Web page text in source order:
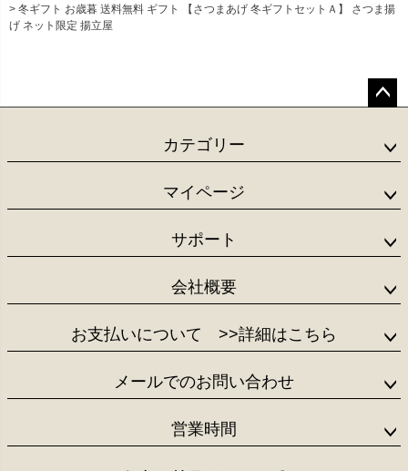
冬ギフト お歳暮 送料無料 ギフト 【さつまあげ 冬ギフトセットＡ】 さつま揚
げ ネット限定 揚立屋
ップ
カテゴリー
マイページ
サポート
会社概要
お支払いについて >>詳細はこちら
メールでのお問い合わせ
営業時間